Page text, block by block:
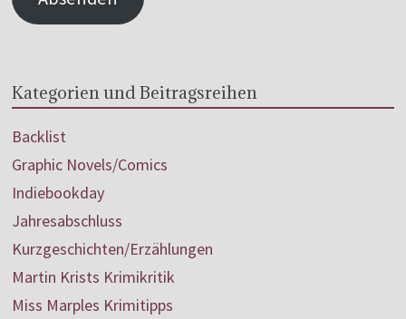
Kategorien und Beitragsreihen
Backlist
Graphic Novels/Comics
Indiebookday
Jahresabschluss
Kurzgeschichten/Erzählungen
Martin Krists Krimikritik
Miss Marples Krimitipps